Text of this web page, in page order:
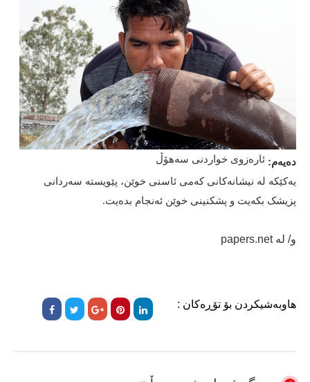
دەیەم: ئارەزوی خواردنی سەهۆڵ
یەکێکە لە نیشانەکانی کەمی ئاسنی خوێن، پێویستە سەردانی
پزیشک بکەیت و پشکنینی خوێن ئەنجام بدەیت.
و/ لە papers.net
هاوبەشیکردن بۆ تۆڕەکان :